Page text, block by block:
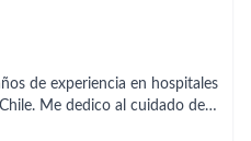
de experiencia en hospitales
Me dedico al cuidado de
respeto y mucho cariño,